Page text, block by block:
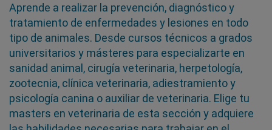
Aprende a realizar la prevención, diagnóstico y
tratamiento de enfermedades y lesiones en todo
tipo de animales. Desde cursos técnicos a grados
universitarios y másteres para especializarte en
sanidad animal, cirugía veterinaria, herpetología,
zootecnia, clínica veterinaria, adiestramiento y
psicología canina o auxiliar de veterinaria. Elige tu
masters en veterinaria de esta sección y adquiere